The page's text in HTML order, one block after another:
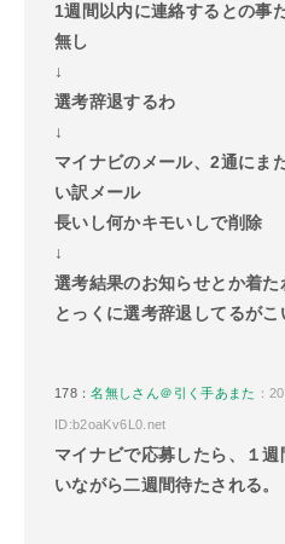
1週間以内に連絡するとの事
無し
↓
選考辞退するわ
↓
マイナビのメール、2通にま
い訳メール
長いし何かキモいしで削除
↓
選考結果のお知らせとか着た
とっくに選考辞退してるがこ
178：名無しさん＠引く手あまた ：
ID:b2oaKv6L0.net
マイナビで応募したら、１
いながら二週間待たされる。